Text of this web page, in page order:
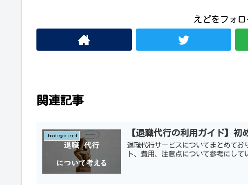
えどをフォ
関連記事
Uncategorized 【退職代行の利用ガイド】
退職代行サービスについてまとめてお
ト、費用、注意点について参考にして